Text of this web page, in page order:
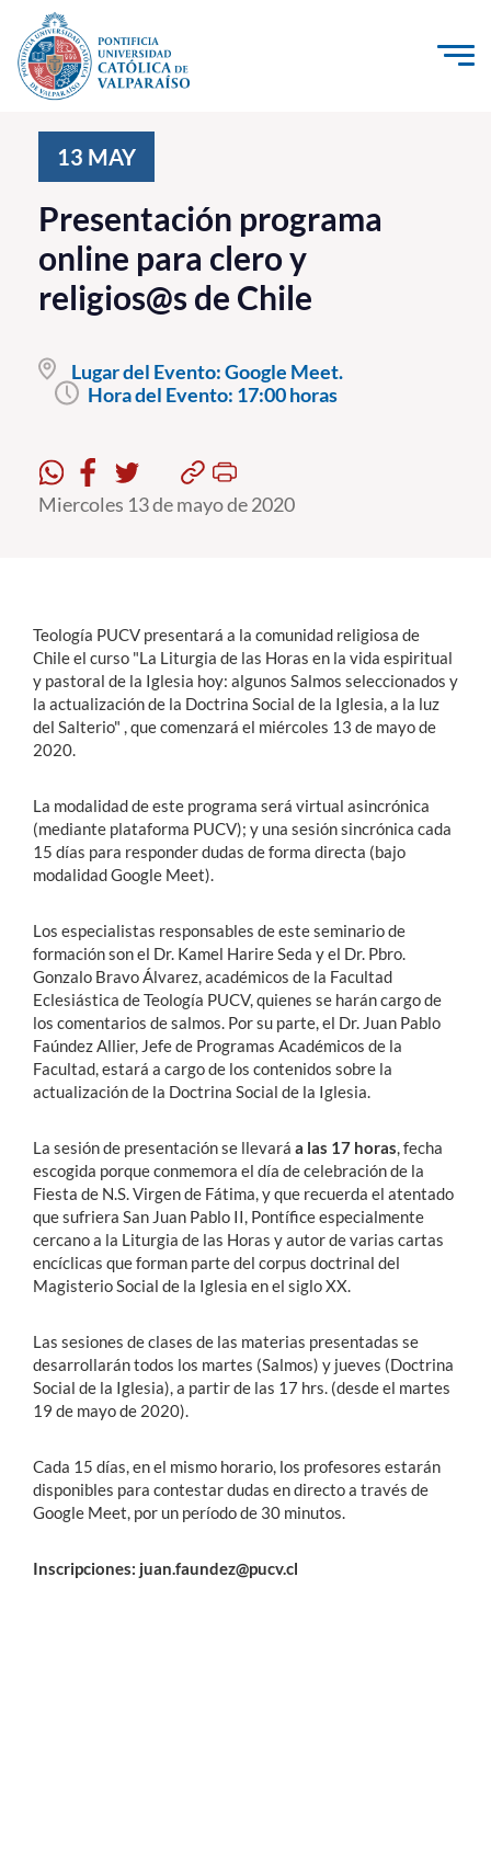
Click acá para ir directamente al contenido
Investigación, Creación e Innovación
PUCV Internacional
Vinculación con el Medio
Pregrado
Formación Continua
Funcionarios
Alumni
13 MAY
Presentación programa
online para clero y
religios@s de Chile
Lugar del Evento:Google Meet.
Hora del Evento: 17:00 horas
Miercoles 13 de mayo de 2020
Teología PUCV presentará a la comunidad religiosa de
Chile el curso "La Liturgia de las Horas en la vida espiritual
y pastoral de la Iglesia hoy: algunos Salmos seleccionados y
la actualización de la Doctrina Social de la Iglesia, a la luz
del Salterio" , que comenzará el miércoles 13 de mayo de
2020.
La modalidad de este programa será virtual asincrónica
(mediante plataforma PUCV); y una sesión sincrónica cada
15 días para responder dudas de forma directa (bajo
modalidad Google Meet).
Los especialistas responsables de este seminario de
formación son el Dr. Kamel Harire Seda y el Dr. Pbro.
Gonzalo Bravo Álvarez, académicos de la Facultad
Eclesiástica de Teología PUCV, quienes se harán cargo de
los comentarios de salmos. Por su parte, el Dr. Juan Pablo
Faúndez Allier, Jefe de Programas Académicos de la
Facultad, estará a cargo de los contenidos sobre la
actualización de la Doctrina Social de la Iglesia.
La sesión de presentación se llevará a las 17 horas, fecha
escogida porque conmemora el día de celebración de la
Fiesta de N.S. Virgen de Fátima, y que recuerda el atentado
que sufriera San Juan Pablo II, Pontífice especialmente
cercano a la Liturgia de las Horas y autor de varias cartas
encíclicas que forman parte del corpus doctrinal del
Magisterio Social de la Iglesia en el siglo XX.
Las sesiones de clases de las materias presentadas se
desarrollarán todos los martes (Salmos) y jueves (Doctrina
Social de la Iglesia), a partir de las 17 hrs. (desde el martes
19 de mayo de 2020).
Cada 15 días, en el mismo horario, los profesores estarán
disponibles para contestar dudas en directo a través de
Google Meet, por un período de 30 minutos.
Inscripciones: juan.faundez@pucv.cl